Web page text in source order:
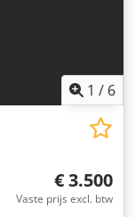
1 / 6
€ 3.500
Vaste prijs excl. btw